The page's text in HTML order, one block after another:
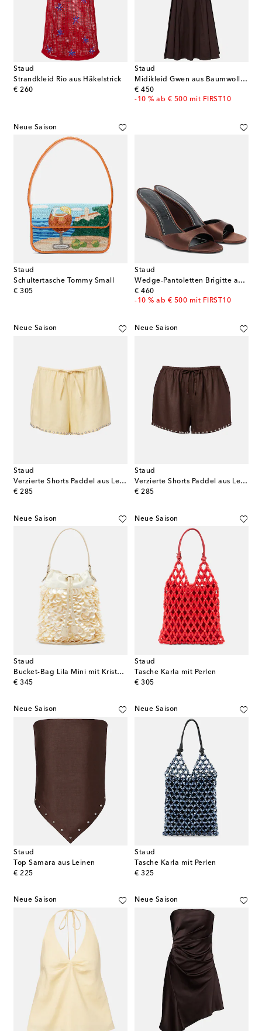
Staud
Strandkleid Rio aus Häkelstrick
€ 260
original price
Staud
Midikleid Gwen aus Baumwollpopeline
€ 450
original price
-10 % ab € 500 mit FIRST10
Neue Saison
Staud
Schultertasche Tommy Small
€ 305
original price
Staud
Wedge-Pantoletten Brigitte aus Satin
€ 460
original price
-10 % ab € 500 mit FIRST10
Neue Saison
Staud
Verzierte Shorts Paddel aus Leinen
€ 285
original price
Neue Saison
Staud
Verzierte Shorts Paddel aus Leinen
€ 285
original price
Neue Saison
Staud
Bucket-Bag Lila Mini mit Kristallen
€ 345
original price
Neue Saison
Staud
Tasche Karla mit Perlen
€ 305
original price
Neue Saison
Staud
Top Samara aus Leinen
€ 225
original price
Neue Saison
Staud
Tasche Karla mit Perlen
€ 325
original price
Neue Saison Neue Saison